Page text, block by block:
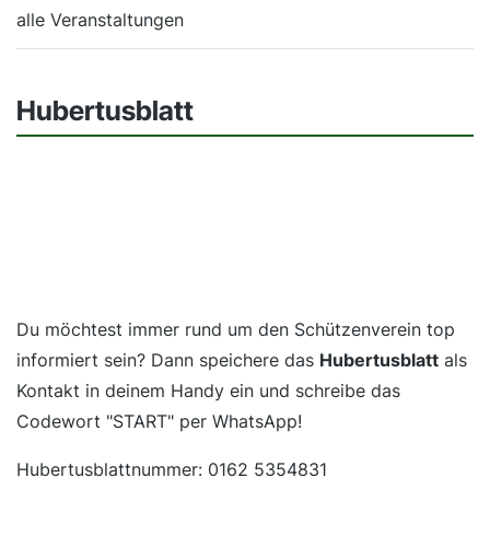
alle Veranstaltungen
Hubertusblatt
Du möchtest immer rund um den Schützenverein top
informiert sein? Dann speichere das Hubertusblatt als
Kontakt in deinem Handy ein und schreibe das
Codewort "START" per WhatsApp!
Hubertusblattnummer: 0162 5354831